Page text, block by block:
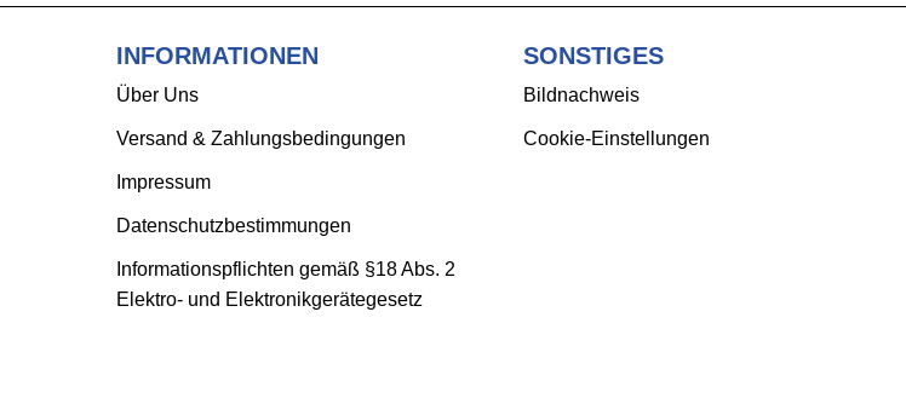
INFORMATIONEN
Über Uns
Versand & Zahlungsbedingungen
Impressum
Datenschutzbestimmungen
Informationspflichten gemäß §18 Abs. 2
Elektro- und Elektronikgerätegesetz
SONSTIGES
Bildnachweis
Cookie-Einstellungen